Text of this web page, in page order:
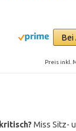
Bei
Preis inkl.
Miss Sitz-